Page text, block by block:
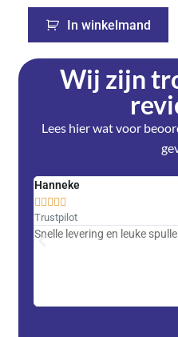
In winkelmand
Wij zijn
Lees hier wat voor
Hanneke
    
Trustpilot
Snelle levering en leuke